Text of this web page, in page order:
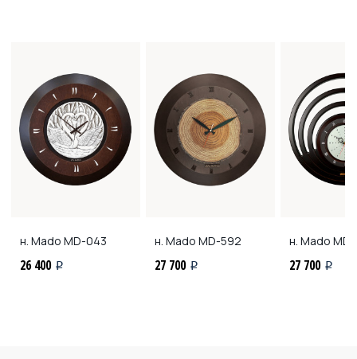
н. Mado MD-043
26 400 i
н. Mado MD-592
27 700 i
н. Mado
27 700 i